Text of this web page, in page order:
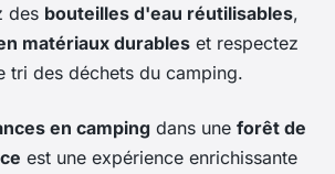
des bouteilles d'eau réutilisables,
matériaux durables et respectez
tri des déchets du camping.
en camping dans une forêt de
est une expérience enrichissante